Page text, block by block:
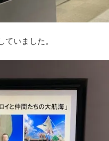
ていました。